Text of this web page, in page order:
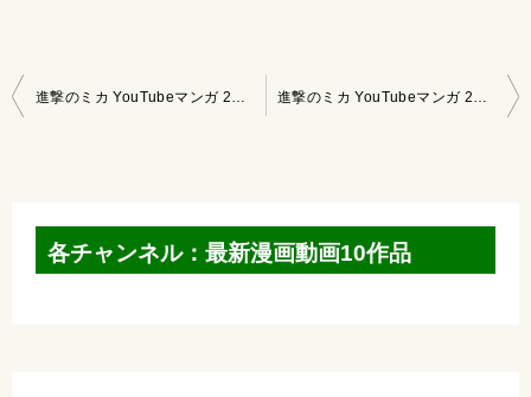
投
進撃のミカ YouTubeマンガ 2021/10/10～10/16 進撃のミカ YouTubeマンガ 2021/10/24～10/30
各チャンネル：最新漫画動画10作品